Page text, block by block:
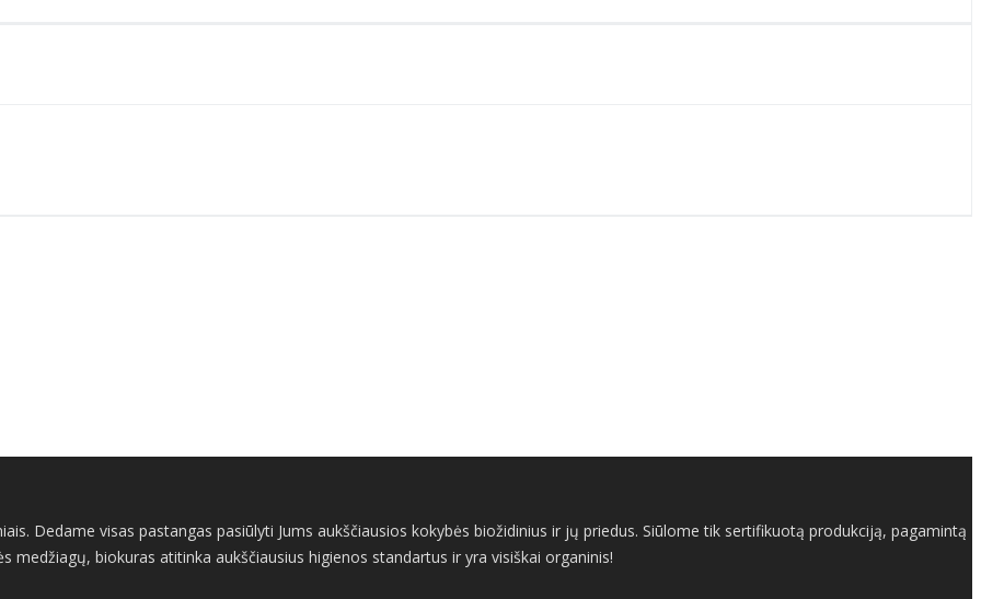
Dedame visas pastangas pasiūlyti Jums aukščiausios kokybės biožidinius ir jų priedus. Siūlome tik sertifikuotą produkciją, pagamintą
medžiagų, biokuras atitinka aukščiausius higienos standartus ir yra visiškai organinis!